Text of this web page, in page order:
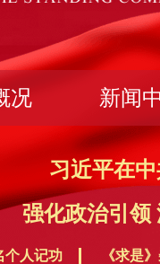
况 新闻
习近平在
强化政治引领
个人记功 《求是